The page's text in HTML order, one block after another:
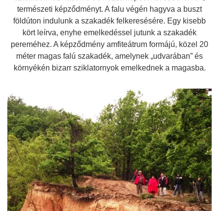
természeti képződményt. A falu végén hagyva a buszt
földúton indulunk a szakadék felkeresésére. Egy kisebb
kört leírva, enyhe emelkedéssel jutunk a szakadék
pereméhez. A képződmény amfiteátrum formájú, közel 20
méter magas falú szakadék, amelynek „udvarában” és
környékén bizarr sziklatornyok emelkednek a magasba.